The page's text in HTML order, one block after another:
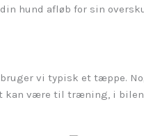
hund afløb for sin
vi typisk et tæppe.
kan være til træning, i bilen